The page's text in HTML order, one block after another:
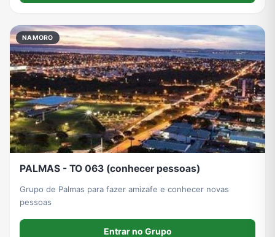
NAMORO
PALMAS - TO 063 (conhecer pessoas)
Grupo de Palmas para fazer amizafe e conhecer novas
pessoas
Entrar no Grupo